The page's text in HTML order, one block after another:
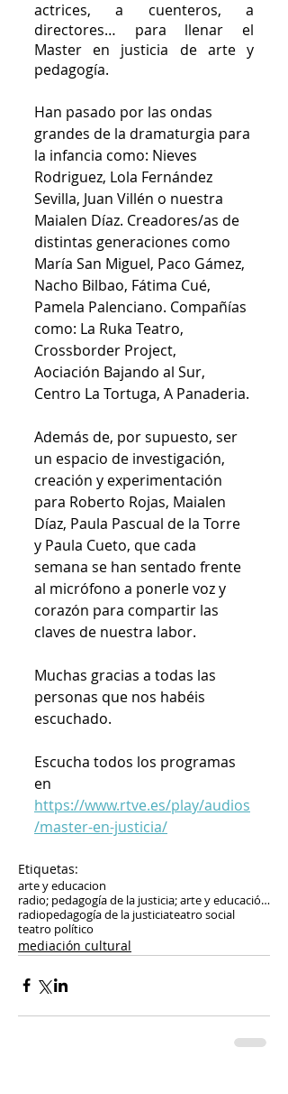
actrices, a cuenteros, a
directores… para llenar el
Master en justicia de arte y
pedagogía.
Han pasado por las ondas
grandes de la dramaturgia para
la infancia como: Nieves
Rodriguez, Lola Fernández
Sevilla, Juan Villén o nuestra
Maialen Díaz. Creadores/as de
distintas generaciones como
María San Miguel, Paco Gámez,
Nacho Bilbao, Fátima Cué,
Pamela Palenciano. Compañías
como: La Ruka Teatro,
Crossborder Project,
Aociación Bajando al Sur,
Centro La Tortuga, A Panaderia.
Además de, por supuesto, ser
un espacio de investigación,
creación y experimentación
para Roberto Rojas, Maialen
Díaz, Paula Pascual de la Torre
y Paula Cueto, que cada
semana se han sentado frente
al micrófono a ponerle voz y
corazón para compartir las
claves de nuestra labor.
Muchas gracias a todas las
personas que nos habéis
escuchado.
Escucha todos los programas
en
https://www.rtve.es/play/audios
/master-en-justicia/
Etiquetas:
arte y educacion
radio; pedagogía de la justicia; arte y educación; máster en justicia
radiopedagogía de la justiciateatro social
teatro político
mediación cultural